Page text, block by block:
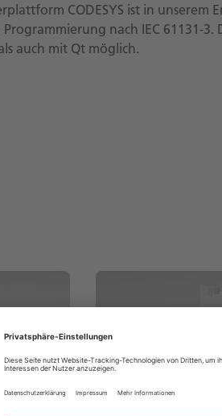
CODESYS ist in unserem
nach IEC 61131-3.
auch mit Qt möglich.